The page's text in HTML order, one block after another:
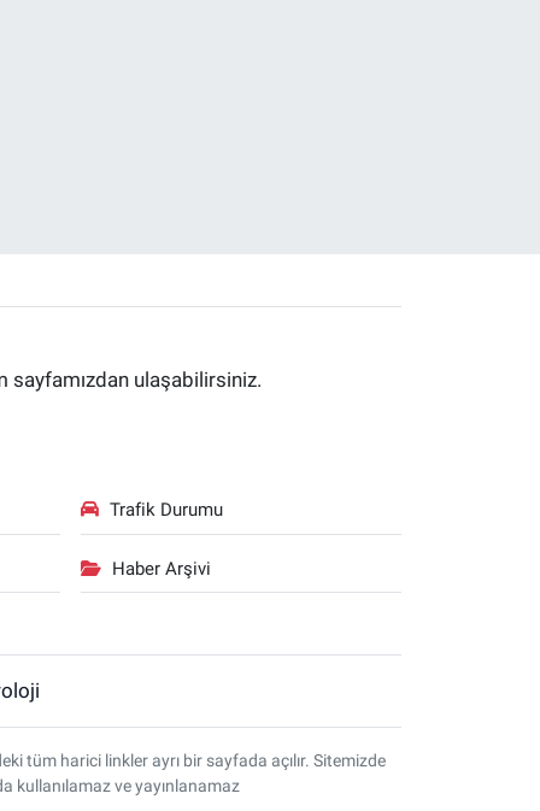
sayfamızdan ulaşabilirsiniz.
Trafik Durumu
Haber Arşivi
tüm harici linkler ayrı bir sayfada açılır. Sitemizde
kullanılamaz ve yayınlanamaz